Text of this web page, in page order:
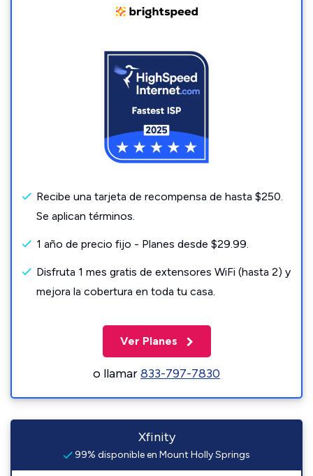
Recibe una tarjeta de recompensa de hasta $250.
Se aplican términos.
1 año de precio fijo - Planes desde $29.99.
Disfruta 1 mes gratis de extensores WiFi (hasta 2) y
mejora la cobertura en toda tu casa.
Ver Planes
o llamar833-797-7830
Xfinity
99% disponible en Mount Holly Springs